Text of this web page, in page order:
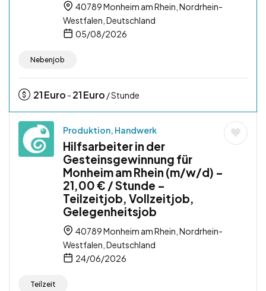
40789 Monheim am Rhein, Nordrhein-
Westfalen, Deutschland
05/08/2026
Nebenjob
21Euro - 21Euro / Stunde
Produktion, Handwerk
Hilfsarbeiter in der
Gesteinsgewinnung für
Monheim am Rhein (m/w/d) –
21,00 € / Stunde –
Teilzeitjob, Vollzeitjob,
Gelegenheitsjob
40789 Monheim am Rhein, Nordrhein-
Westfalen, Deutschland
24/06/2026
Teilzeit